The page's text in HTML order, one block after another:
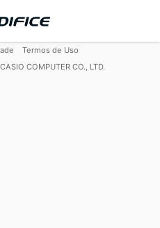
Termos de Uso
CASIO COMPUTER CO., LTD.